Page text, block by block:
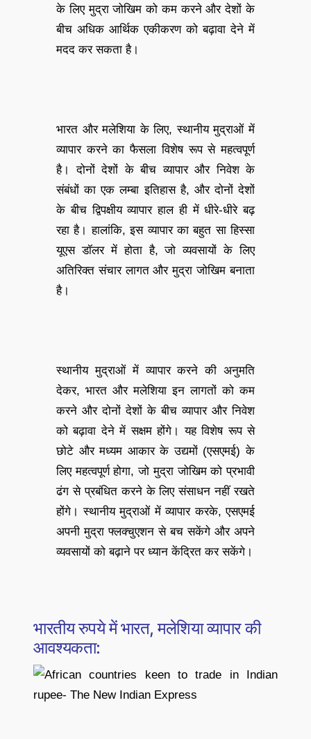
के लिए मुद्रा जोखिम को कम करने और देशों के
बीच अधिक आर्थिक एकीकरण को बढ़ावा देने में
मदद कर सकता है।
भारत और मलेशिया के लिए, स्थानीय मुद्राओं में
व्यापार करने का फैसला विशेष रूप से महत्वपूर्ण
है। दोनों देशों के बीच व्यापार और निवेश के
संबंधों का एक लम्बा इतिहास है, और दोनों देशों
के बीच द्विपक्षीय व्यापार हाल ही में धीरे-धीरे बढ़
रहा है। हालांकि, इस व्यापार का बहुत सा हिस्सा
यूएस डॉलर में होता है, जो व्यवसायों के लिए
अतिरिक्त संचार लागत और मुद्रा जोखिम बनाता
है।
स्थानीय मुद्राओं में व्यापार करने की अनुमति
देकर, भारत और मलेशिया इन लागतों को कम
करने और दोनों देशों के बीच व्यापार और निवेश
को बढ़ावा देने में सक्षम होंगे। यह विशेष रूप से
छोटे और मध्यम आकार के उद्यमों (एसएमई) के
लिए महत्वपूर्ण होगा, जो मुद्रा जोखिम को प्रभावी
ढंग से प्रबंधित करने के लिए संसाधन नहीं रखते
होंगे। स्थानीय मुद्राओं में व्यापार करके, एसएमई
अपनी मुद्रा फ्लक्चुएशन से बच सकेंगे और अपने
व्यवसायों को बढ़ाने पर ध्यान केंद्रित कर सकेंगे।
भारतीय रुपये में भारत, मलेशिया व्यापार की
आवश्यकता: